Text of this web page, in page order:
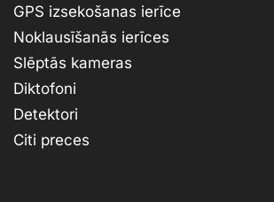
GPS izsekošanas ierīce
Noklausīšanās ierīces
Slēptās kameras
Diktofoni
Detektori
Citi preces